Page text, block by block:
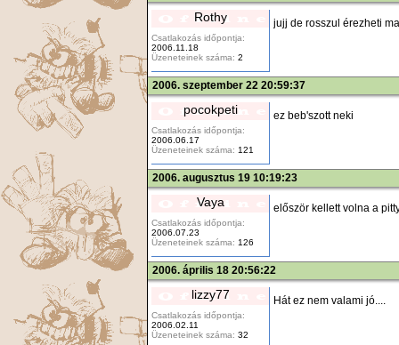
Rothy
Csatlakozás időpontja:
2006.11.18
Üzeneteinek száma: 2
jujj de rosszul érezheti
2006. szeptember 22 20:59:37
pocokpeti
Csatlakozás időpontja:
2006.06.17
Üzeneteinek száma: 121
ez beb'szott neki
2006. augusztus 19 10:19:23
Vaya
Csatlakozás időpontja:
2006.07.23
Üzeneteinek száma: 126
először kellett volna a
2006. április 18 20:56:22
lizzy77
Csatlakozás időpontja:
2006.02.11
Üzeneteinek száma: 32
Hát ez nem valami jó....